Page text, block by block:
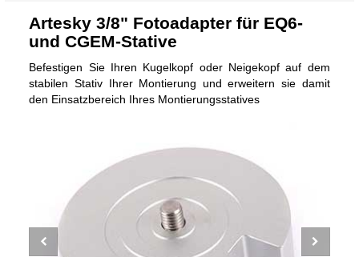
Artesky 3/8" Fotoadapter für EQ6-
und CGEM-Stative
Befestigen Sie Ihren Kugelkopf oder Neigekopf auf dem
stabilen Stativ Ihrer Montierung und erweitern sie damit
den Einsatzbereich Ihres Montierungsstatives